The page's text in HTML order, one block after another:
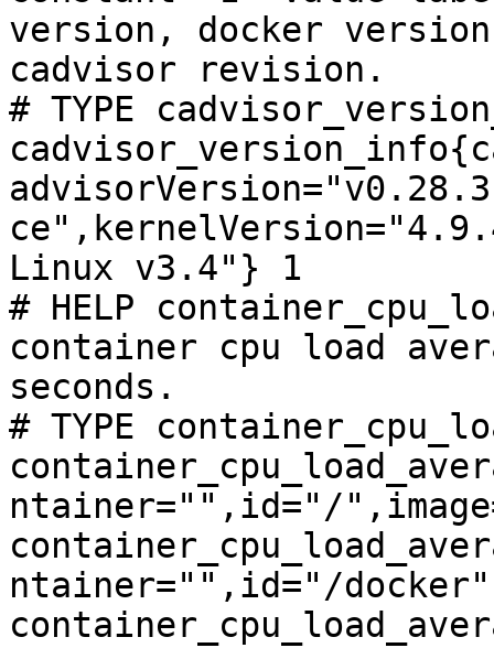
version, docker
cadvisor revision.
# TYPE
Linux v3.4"} 1
# HELP
container cpu load
seconds.
# TYPE
ntainer="",id="/
ntainer="",id="/